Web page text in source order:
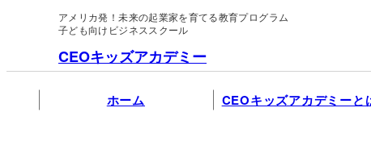
アメリカ発！未来の起業家を育てる教育プログラム
子ども向けビジネススクール
CEOキッズアカデミー
ホーム CEOキッズアカデミーと